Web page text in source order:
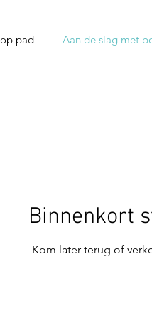
pad Aan de slag met
Binnenkort
Kom later terug of